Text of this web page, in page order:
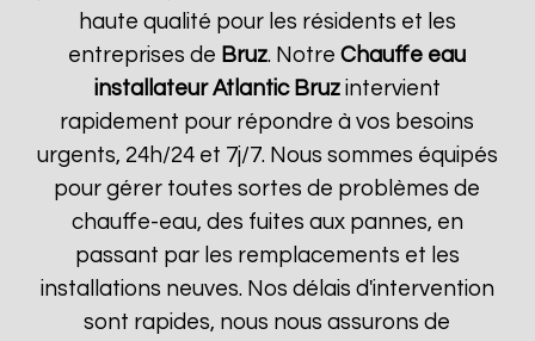
haute qualité pour les résidents et les
entreprises de Bruz. NotreChauffe eau
installateur Atlantic Bruzintervient
rapidement pour répondre à vos besoins
urgents, 24h/24 et 7j/7. Nous sommes équipés
pour gérer toutes sortes de problèmes de
chauffe-eau, des fuites aux pannes, en
passant par les remplacements et les
installations neuves. Nos délais d'intervention
sont rapides, nous nous assurons de